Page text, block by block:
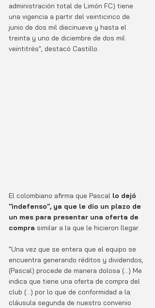
administración total de Limón FC) tiene
una vigencia a partir del veinticinco de
junio de dos mil diecinueve y hasta el
treinta y uno de diciembre de dos mil
veintitrés", destacó Castillo.
El colombiano afirma que Pascal lo dejó
"indefenso", ya que le dio un plazo de
un mes para presentar una oferta de
compra similar a la que le hicieron llegar.
"Una vez que se entera que el equipo se
encuentra generando réditos y dividendos,
(Pascal) procede de manera dolosa (...) Me
indica que tiene una oferta de compra del
club (...) por lo que de conformidad a la
cláusula segunda de nuestro convenio